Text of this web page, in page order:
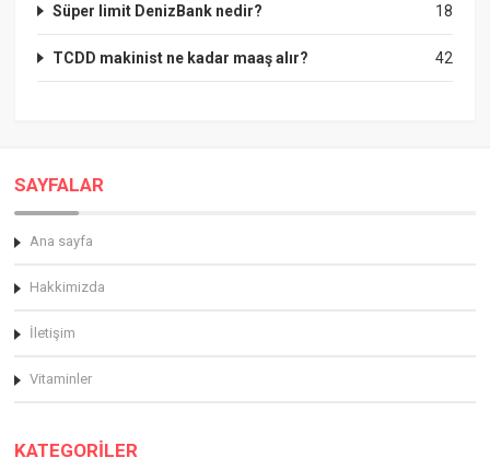
18
Süper limit DenizBank nedir?
42
TCDD makinist ne kadar maaş alır?
SAYFALAR
Ana sayfa
Hakkimizda
İletişim
Vitaminler
KATEGORİLER